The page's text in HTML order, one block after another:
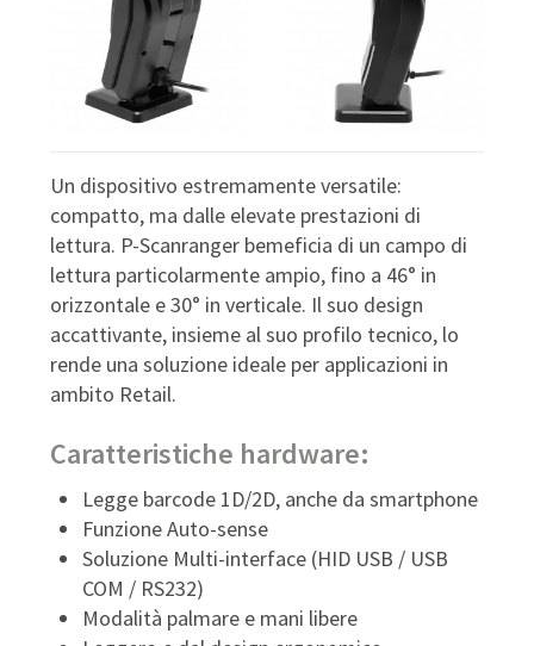
Un dispositivo estremamente versatile:
compatto, ma dalle elevate prestazioni di
lettura. P-Scanranger bemeficia di un campo di
lettura particolarmente ampio, fino a 46° in
orizzontale e 30° in verticale. Il suo design
accattivante, insieme al suo profilo tecnico, lo
rende una soluzione ideale per applicazioni in
ambito Retail.
Caratteristiche hardware:
Legge barcode 1D/2D, anche da smartphone
Funzione Auto-sense
Soluzione Multi-interface (HID USB / USB
COM / RS232)
Modalità palmare e mani libere